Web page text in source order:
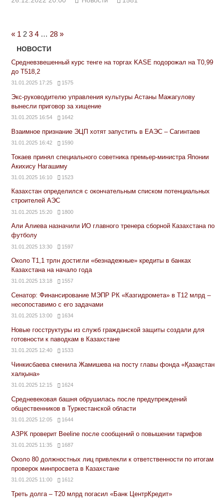
«Previous
Posts
1 2 3 4 … 28 Next
»
НОВОСТИ
Средневзвешенный курс тенге на торгах KASE подорожал на Т0,99
до Т518,2
31.01.2025 17:25 1575
Экс-руководителю управления культуры Астаны Мажагулову
вынесли приговор за хищение
31.01.2025 16:54 1642
Взаимное признание ЭЦП хотят запустить в ЕАЭС – Сагинтаев
31.01.2025 16:42 1590
Токаев принял специального советника премьер-министра Японии
Акихису Нагашиму
31.01.2025 16:10 1523
Казахстан определился с окончательным списком потенциальных
строителей АЭС
31.01.2025 15:20 1800
Али Алиева назначили ИО главного тренера сборной Казахстана по
футболу
31.01.2025 13:30 1597
Около Т1,1 трлн достигли «безнадежные» кредиты в банках
Казахстана на начало года
31.01.2025 13:18 1557
Сенатор: Финансирование МЭПР РК «Казгидромета» в Т12 млрд –
несопоставимо с его задачами
31.01.2025 13:00 1634
Новые госструктуры из служб гражданской защиты создали для
готовности к паводкам в Казахстане
31.01.2025 12:40 1533
Чинкисбаева сменила Жамишева на посту главы фонда «Қазақстан
халқына»
31.01.2025 12:15 1624
Средневековая башня обрушилась после предупреждений
общественников в Туркестанской области
31.01.2025 12:05 1644
АЗРК проверит Beeline после сообщений о повышении тарифов
31.01.2025 11:35 1687
Около 80 должностных лиц привлекли к ответственности по итогам
проверок минпросвета в Казахстане
31.01.2025 11:00 1612
Треть долга – Т20 млрд погасил «Банк ЦентрКредит»